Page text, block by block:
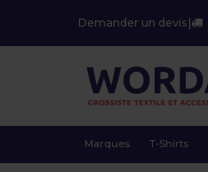
Demander un devis
Marques T-Shirts